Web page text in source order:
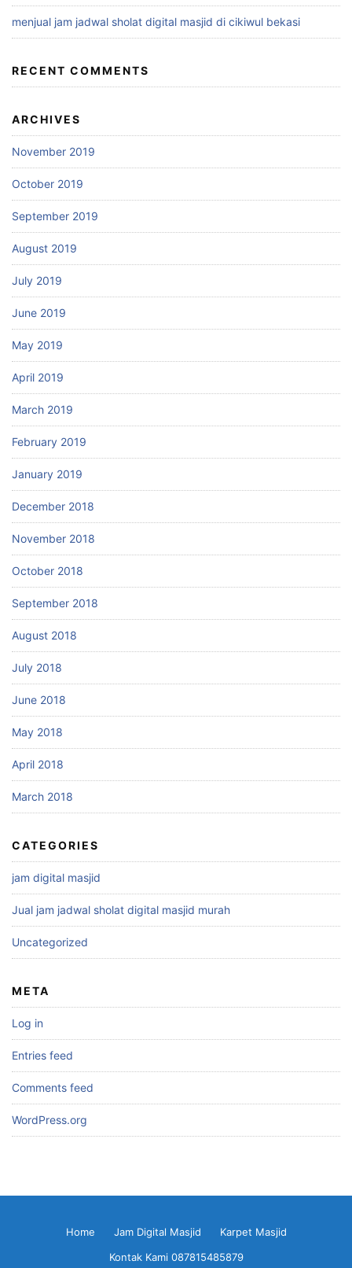
menjual jam jadwal sholat digital masjid di cikiwul bekasi
RECENT COMMENTS
ARCHIVES
November 2019
October 2019
September 2019
August 2019
July 2019
June 2019
May 2019
April 2019
March 2019
February 2019
January 2019
December 2018
November 2018
October 2018
September 2018
August 2018
July 2018
June 2018
May 2018
April 2018
March 2018
CATEGORIES
jam digital masjid
Jual jam jadwal sholat digital masjid murah
Uncategorized
META
Log in
Entries feed
Comments feed
WordPress.org
Home Jam Digital Masjid
Karpet Masjid
Kontak Kami 087815485879